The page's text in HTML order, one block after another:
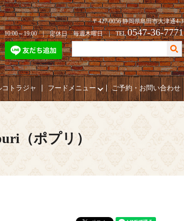
〒427-0056 静岡県島田市大津通4-3
10:00～19:00 | 定休日 毎週木曜日 | TEL0547-36-7771
コトラジャ フードメニュー ご予約・お問い合わせ
（ポプリ）